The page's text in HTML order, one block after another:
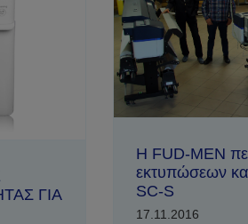
ΓΙΑ
Η FUD-MEN
εκτυπώσεων
SC-S
17.11.2016